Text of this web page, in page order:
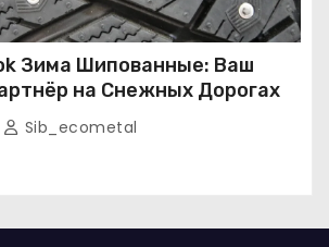
Зима Шипованные: Ваш
на Снежных Дорогах
Sib_ecometal